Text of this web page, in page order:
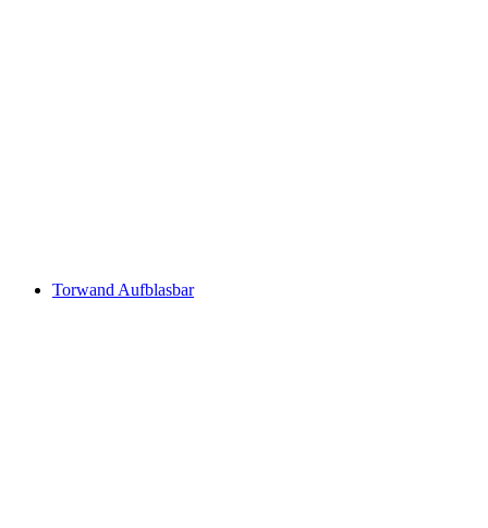
Torwand Aufblasbar